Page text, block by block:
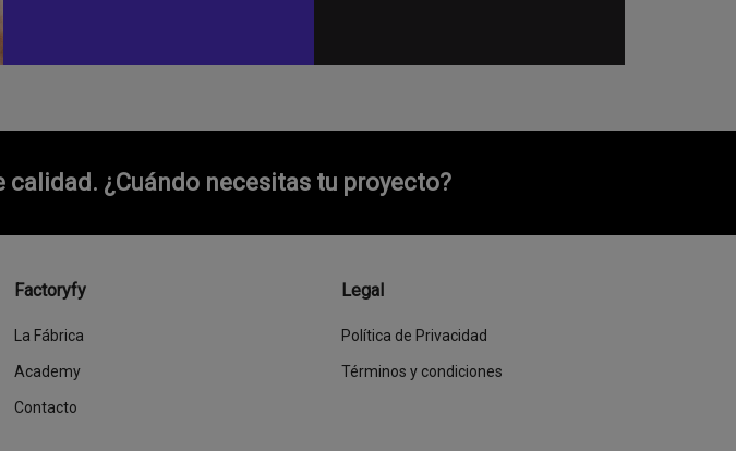
calidad. ¿Cuándo necesitas tu proyecto?
Factoryfy
La Fábrica
Academy
Contacto
Legal
Política de Privacidad
Términos y condiciones